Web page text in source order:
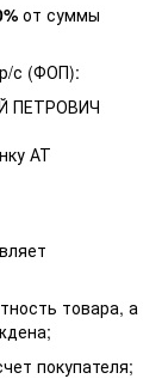
от суммы
с (ФОП):
ПЕТРОВИЧ
АТ
товара, а
покупателя;